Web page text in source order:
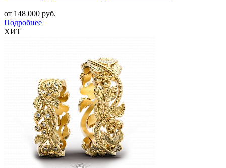
от 148 000 руб.
Подробнее
ХИТ